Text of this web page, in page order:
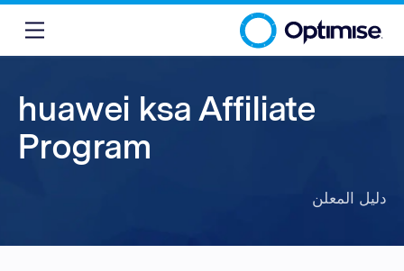
huawei ksa Affiliate
Program
دليل المعلن